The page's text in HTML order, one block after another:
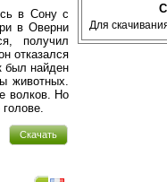
Для
в Сону с
в Оверни
получил
отказался
был найден
животных.
волков. Но
Скачать